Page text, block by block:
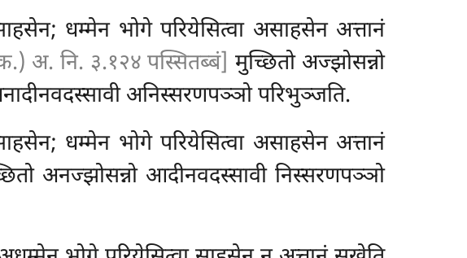
धम्मेन भोगे परियेसित्वा असाहसेन अत्तानं
अ. नि. ३.१२४ पस्सितब्बं] मुच्छितो अज्झोसन्नो
अनिस्सरणपञ्ञोपरिभुञ्जति.
धम्मेन भोगे परियेसित्वा असाहसेन अत्तानं
अनज्झोसन्नो आदीनवदस्सावी निस्सरणपञ्ञो